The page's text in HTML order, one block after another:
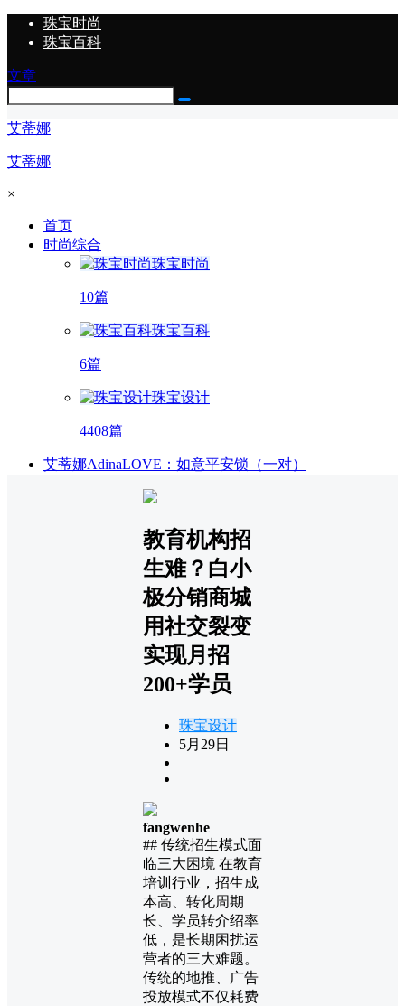
珠宝时尚
珠宝百科
文章
艾蒂娜
艾蒂娜
×
首页
时尚综合
珠宝时尚
10篇
珠宝百科
6篇
珠宝设计
4408篇
艾蒂娜AdinaLOVE：如意平安锁（一对）
教育机构招
生难？白小
极分销商城
用社交裂变
实现月招
200+学员
珠宝设计
5月29日
fangwenhe
## 传统招生模式面
临三大困境 在教育
培训行业，招生成
本高、转化周期
长、学员转介绍率
低，是长期困扰运
营者的三大难题。
传统的地推、广告
投放模式不仅耗费